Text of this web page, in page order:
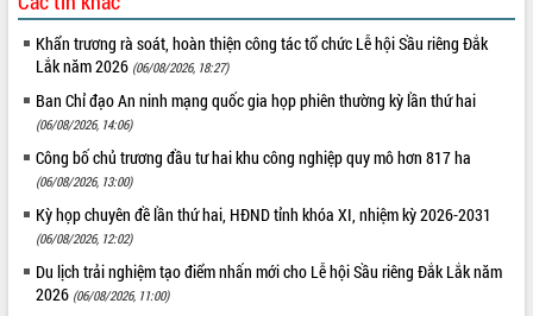
Hôm nay: 10470
Tất cả: 66023210
Khẩn trương rà soát, hoàn thiện công tác tổ chức Lễ hội Sầu riêng Đắk
Lắk năm 2026 (06/08/2026, 18:27)
Ban Chỉ đạo An ninh mạng quốc gia họp phiên thường kỳ lần thứ hai
(06/08/2026, 14:06)
Công bố chủ trương đầu tư hai khu công nghiệp quy mô hơn 817 ha
(06/08/2026, 13:00)
Kỳ họp chuyên đề lần thứ hai, HĐND tỉnh khóa XI, nhiệm kỳ 2026-2031
(06/08/2026, 12:02)
Du lịch trải nghiệm tạo điểm nhấn mới cho Lễ hội Sầu riêng Đắk Lắk năm
2026 (06/08/2026, 11:00)